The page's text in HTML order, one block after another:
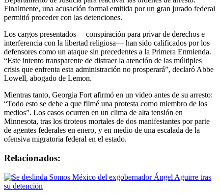
Finalmente, una acusación formal emitida por un gran jurado federal
permitió proceder con las detenciones.
Los cargos presentados —conspiración para privar de derechos e
interferencia con la libertad religiosa— han sido calificados por los
defensores como un ataque sin precedentes a la Primera Enmienda.
“Este intento transparente de distraer la atención de las múltiples
crisis que enfrenta esta administración no prosperará”, declaró Abbe
Lowell, abogado de Lemon.
Mientras tanto, Georgia Fort afirmó en un video antes de su arresto:
“Todo esto se debe a que filmé una protesta como miembro de los
medios”. Los casos ocurren en un clima de alta tensión en
Minnesota, tras los tiroteos mortales de dos manifestantes por parte
de agentes federales en enero, y en medio de una escalada de la
ofensiva migratoria federal en el estado.
Relacionados: